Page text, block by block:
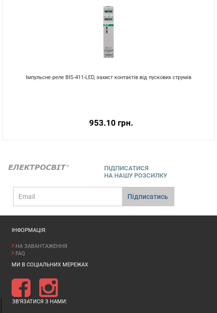
Імпульсне реле BIS-411-LED, захист контактів від пускових струмів
953.10 грн.
ПІДПИСАТИСЯ
НА НАШУ РОЗСИЛКУ
mail
Підписатись
ІНФОРМАЦІЯ:
НА ЗАВАНТАЖЕННЯ
FAQ
МИ В СОЦІАЛЬНИХ МЕРЕЖАХ
ЗВ’ЯЗАТИСЯ З НАМИ: